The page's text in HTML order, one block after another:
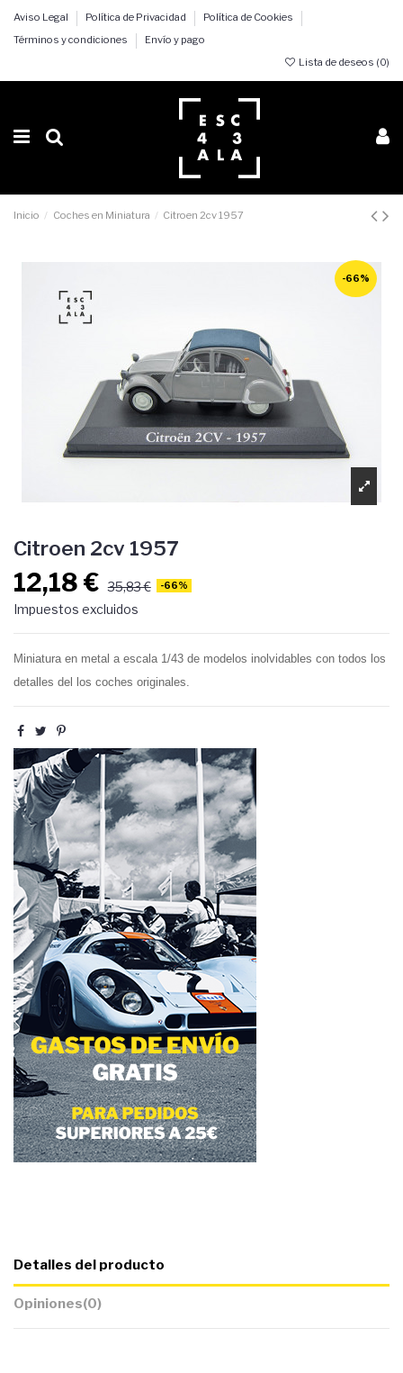
Aviso Legal Política de Privacidad
Política de Cookies
Términos y condiciones
Envío y pago
Lista de deseos (0)
Inicio Coches en Miniatura Citroen 2cv 1957
-66%
Citroen 2cv 1957
12,18 € 35,83 € -66%
Impuestos excluidos
Miniatura en metal a escala 1/43 de modelos inolvidables con todos los
detalles del los coches originales.
Detalles del producto
Opiniones(0)